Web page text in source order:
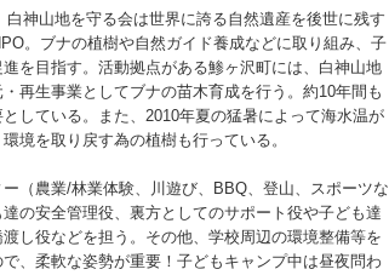
神山地を守る会は世界に誇る自然遺産を後世に残す
。ブナの植樹や自然ガイド養成などに取り組み、子
を目指す。活動拠点がある鯵ヶ沢町には、白神山地
再生事業としてブナの苗木育成を行う。約10年間も
している。また、2010年夏の猛暑によって海水温が
境を取り戻す為の植樹も行っている。
（農業/林業体験、川遊び、BBQ、登山、スポーツな
の安全管理役、裏方としてのサポート役や子ども達
し役などを担う。その他、学校周辺の環境整備等を
、柔軟な姿勢が重要！子どもキャンプ中は昼夜問わ